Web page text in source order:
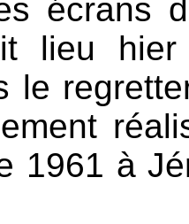
écrans
lieu
le
1961 à